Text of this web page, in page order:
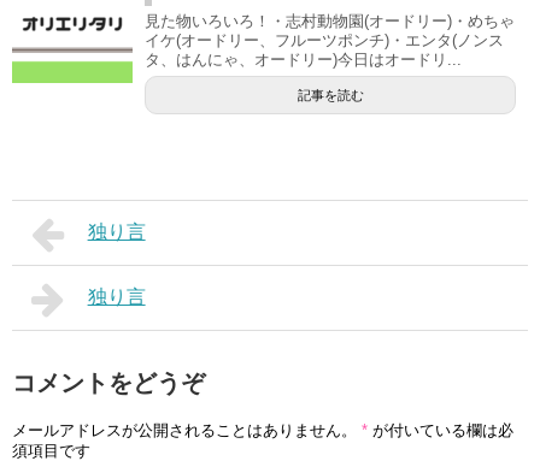
見た物いろいろ！・志村動物園(オードリー)・めちゃ
イケ(オードリー、フルーツポンチ)・エンタ(ノンス
タ、はんにゃ、オードリー)今日はオードリ...
記事を読む
独り言
独り言
コメントをどうぞ
メールアドレスが公開されることはありません。 * が付いている欄は必
須項目です